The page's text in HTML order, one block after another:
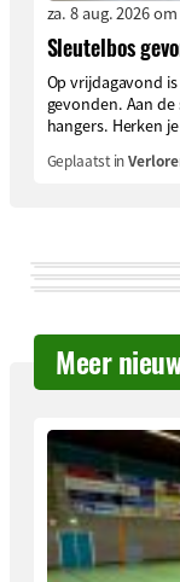
za. 8 aug. 2026
Sleutelbos
Op vrijdagavond
gevonden. Aan
hangers. Herken
Geplaatst in
Meer